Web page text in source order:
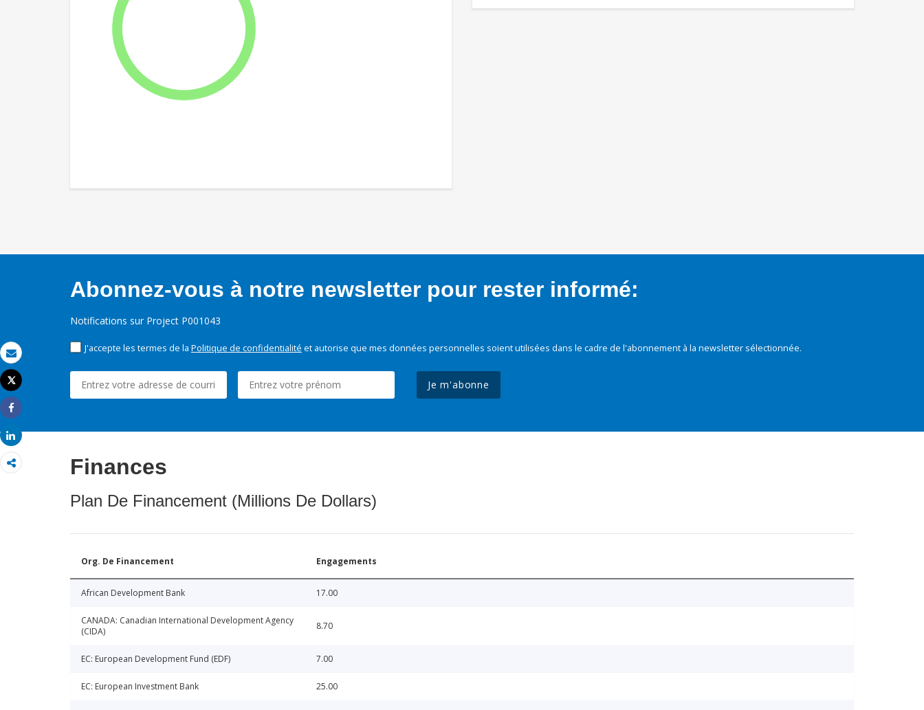
Email
Imprimer
Tweet
Share
Share
Abonnez-vous à notre newsletter pour rester informé:
Notifications sur Project P001043
J'accepte les termes de la Politique de confidentialité et autorise que mes données personnelles soient utilisées dans le cadre de l'abonnement à la newsletter sélectionnée.
Je m'abonne
Finances
Plan De Financement (Millions De Dollars)
Org. De Financement Engagements
African Development Bank 17.00
CANADA: Canadian International Development Agency
(CIDA)
8.70
EC: European Development Fund (EDF) 7.00
EC: European Investment Bank 25.00